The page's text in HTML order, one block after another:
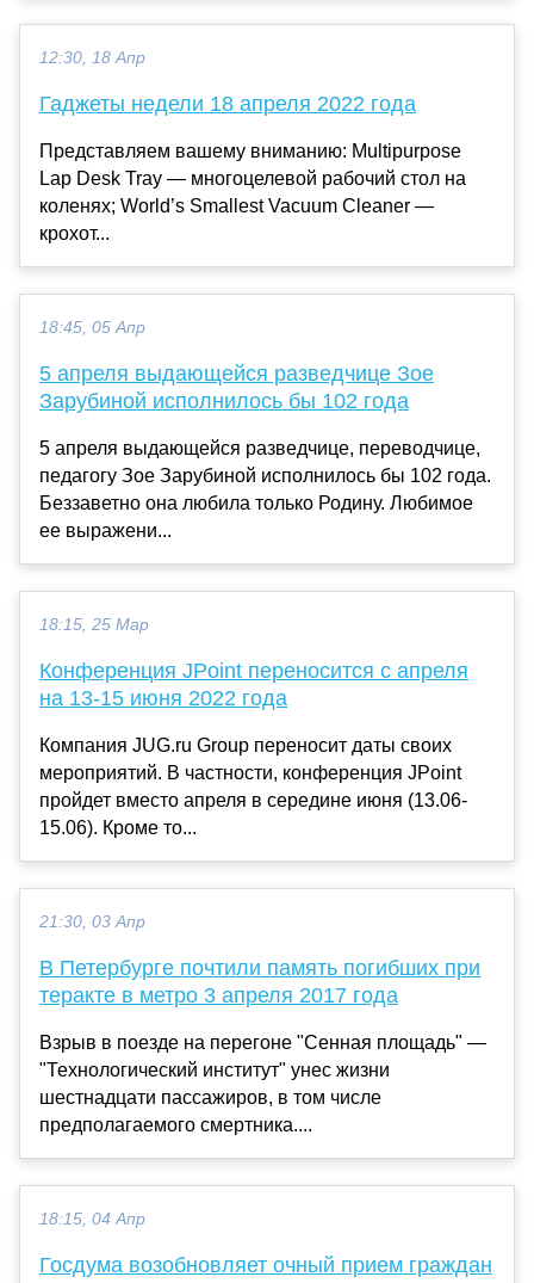
12:30, 18 Апр
Гаджеты недели 18 апреля 2022 года
Представляем вашему вниманию: Multipurpose
Lap Desk Tray — многоцелевой рабочий стол на
коленях; World’s Smallest Vacuum Cleaner —
крохот...
18:45, 05 Апр
5 апреля выдающейся разведчице Зое
Зарубиной исполнилось бы 102 года
5 апреля выдающейся разведчице, переводчице,
педагогу Зое Зарубиной исполнилось бы 102 года.
Беззаветно она любила только Родину. Любимое
ее выражени...
18:15, 25 Мар
Конференция JPoint переносится с апреля
на 13-15 июня 2022 года
Компания JUG.ru Group переносит даты своих
мероприятий. В частности, конференция JPoint
пройдет вместо апреля в середине июня (13.06-
15.06). Кроме то...
21:30, 03 Апр
В Петербурге почтили память погибших при
теракте в метро 3 апреля 2017 года
Взрыв в поезде на перегоне "Сенная площадь" —
"Технологический институт" унес жизни
шестнадцати пассажиров, в том числе
предполагаемого смертника....
18:15, 04 Апр
Госдума возобновляет очный прием граждан